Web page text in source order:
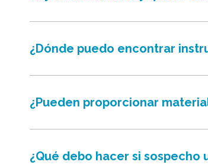
¿Dónde puedo encontrar
¿Pueden proporcionar
¿Qué debo hacer si sospecho